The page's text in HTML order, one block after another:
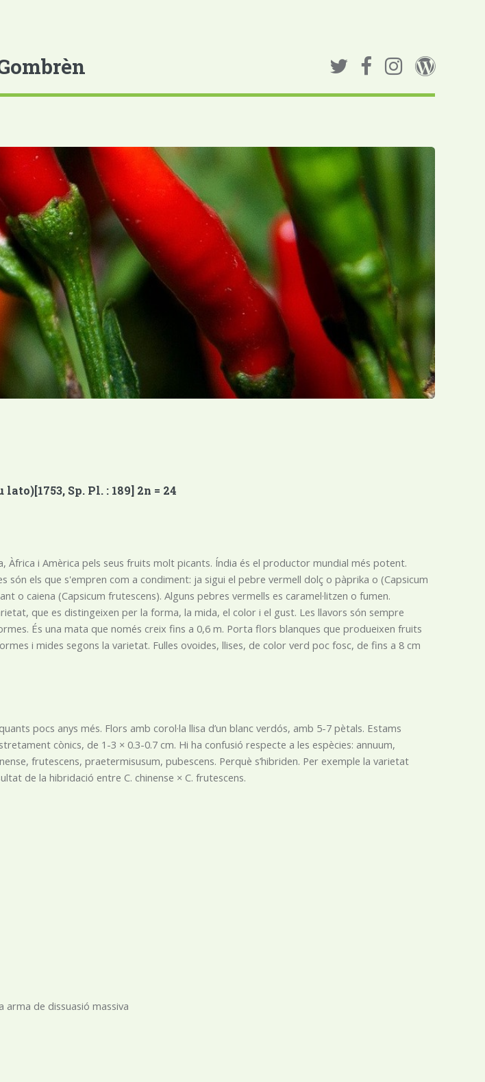
Sp. Pl. : 189] 2n = 24
Àfrica i Amèrica pels seus fruits molt picants. Índia és el productor mundial més potent.
són els que s'empren com a condiment: ja sigui el pebre vermell dolç o pàprika o (Capsicum
o caiena (Capsicum frutescens). Alguns pebres vermells es caramel·litzen o fumen.
que es distingeixen per la forma, la mida, el color i el gust. Les llavors són sempre
És una mata que només creix fins a 0,6 m. Porta flors blanques que produeixen fruits
i mides segons la varietat. Fulles ovoides, llises, de color verd poc fosc, de fins a 8 cm
pocs anys més. Flors amb corol·la llisa d’un blanc verdós, amb 5-7 pètals. Estams
cònics, de 1-3 × 0.3-0.7 cm. Hi ha confusió respecte a les espècies: annuum,
frutescens, praetermisusum, pubescens. Perquè s’hibriden. Per exemple la varietat
de la hibridació entre C. chinense × C. frutescens.
arma de dissuasió massiva